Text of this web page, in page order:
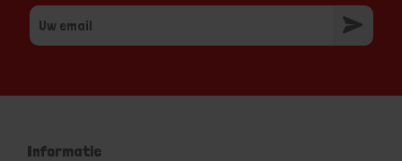
Informatie